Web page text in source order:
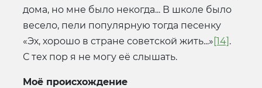
дома, но мне было некогда... В школе было
весело, пели популярную тогда песенку
«Эх, хорошо в стране советской жить...» [14] .
С тех пор я не могу её слышать.
Моё происхождение